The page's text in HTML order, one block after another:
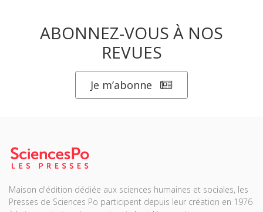
ABONNEZ-VOUS À NOS
REVUES
Je m’abonne
Maison d'édition dédiée aux sciences humaines et sociales, les
Presses de Sciences Po participent depuis leur création en 1976